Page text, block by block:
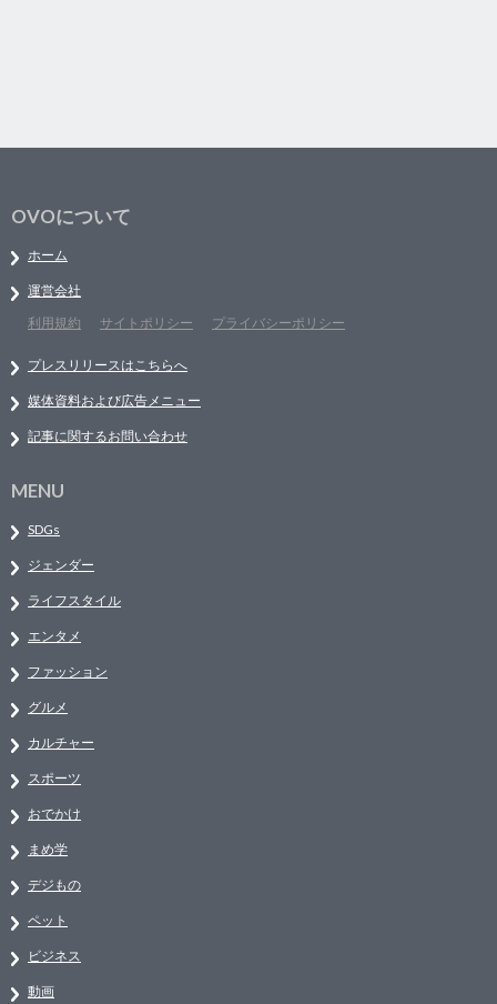
OVOについて
ホーム
運営会社
利用規約
サイトポリシー プライバシーポリシー
プレスリリースはこちらへ
媒体資料および広告メニュー
記事に関するお問い合わせ
MENU
SDGs
ジェンダー
ライフスタイル
エンタメ
ファッション
グルメ
カルチャー
スポーツ
おでかけ
まめ学
デジもの
ペット
ビジネス
動画